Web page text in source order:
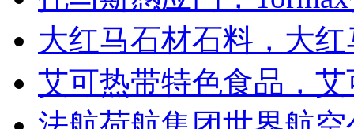
大红马石材石料，大
艾可热带特色食品，